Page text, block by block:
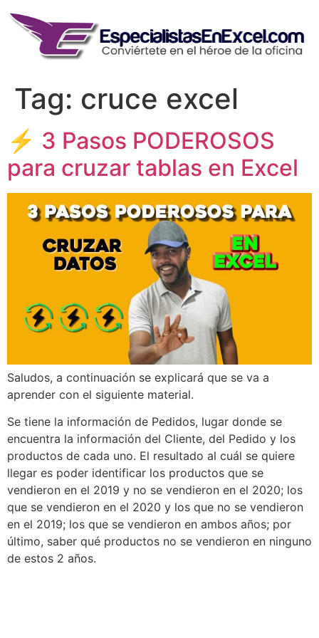
content
Tag: cruce excel
⚡ 3 Pasos PODEROSOS
para cruzar tablas en Excel
Saludos, a continuación se explicará que se va a
aprender con el siguiente material.
Se tiene la información de Pedidos, lugar donde se
encuentra la información del Cliente, del Pedido y los
productos de cada uno. El resultado al cuál se quiere
llegar es poder identificar los productos que se
vendieron en el 2019 y no se vendieron en el 2020; los
que se vendieron en el 2020 y los que no se vendieron
en el 2019; los que se vendieron en ambos años; por
último, saber qué productos no se vendieron en ninguno
de estos 2 años.